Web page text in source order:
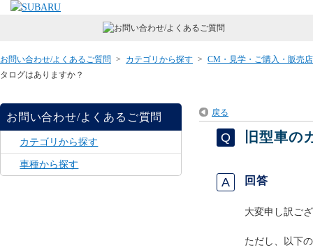
お問い合わせ/よくあるご質問 > カテゴリから探す > CM・見学・ご購入・販売
タログはありますか？
お問い合わせ/よくあるご質問
カテゴリから探す
車種から探す
戻る
旧型車の
回答
大変申し訳ご
ただし、以下